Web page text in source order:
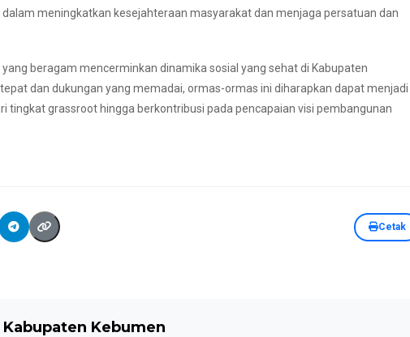
meningkatkan kesejahteraan masyarakat dan menjaga persatuan dan
beragam mencerminkan dinamika sosial yang sehat di Kabupaten
dan dukungan yang memadai, ormas-ormas ini diharapkan dapat menjadi
tingkat grassroot hingga berkontribusi pada pencapaian visi pembangunan
Cetak
Kebumen